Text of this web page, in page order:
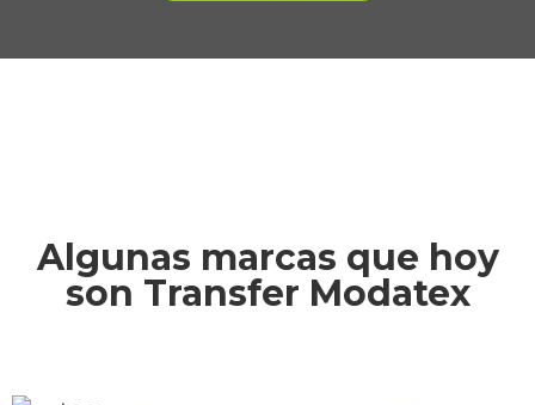
Algunas marcas que hoy
son Transfer Modatex